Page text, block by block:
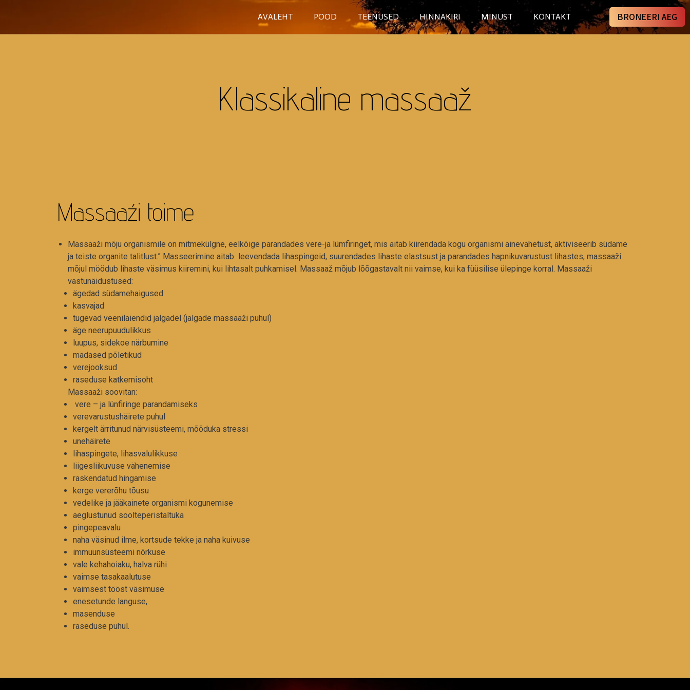
AVALEHT POOD TEENUSED HINNAKIRI MINUST KONTAKT BRONEERI AEG
Klassikaline massaaž
Massaaźi toime
Massaaži mõju organismile on mitmekülgne, eelkõige parandades vere-ja lümfiringet, mis aitab kiirendada kogu organismi ainevahetust, aktiviseerib südame
ja teiste organite talitlust.” Masseerimine aitab leevendada lihaspingeid, suurendades lihaste elastsust ja parandades hapnikuvarustust lihastes, massaaži
mõjul möödub lihaste väsimus kiiremini, kui lihtasalt puhkamisel. Massaaž mõjub lõõgastavalt nii vaimse, kui ka füüsilise ülepinge korral. Massaaži
vastunäidustused:
ägedad südamehaigused
kasvajad
tugevad veenilaiendid jalgadel (jalgade massaaži puhul)
äge neerupuudulikkus
luupus, sidekoe närbumine
mädased põletikud
verejooksud
raseduse katkemisoht
Massaaži soovitan:
vere – ja lünfiringe parandamiseks
verevarustushäirete puhul
kergelt ärritunud närvisüsteemi, mõõduka stressi
unehäirete
lihaspingete, lihasvalulikkuse
liigesliikuvuse vähenemise
raskendatud hingamise
kerge vererõhu tõusu
vedelike ja jääkainete organismi kogunemise
aeglustunud soolteperistaltuka
pingepeavalu
naha väsinud ilme, kortsude tekke ja naha kuivuse
immuunsüsteemi nõrkuse
vale kehahoiaku, halva rühi
vaimse tasakaalutuse
vaimsest tööst väsimuse
enesetunde languse,
masenduse
raseduse puhul.